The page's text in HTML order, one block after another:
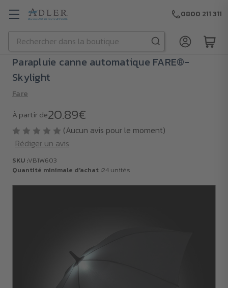
Passer au contenu principal
Rechercher
0800 211 311
Parapluie canne automatique FARE®-
Skylight
Fare
À partir de20.89€
(Aucun avis pour le moment)
Rédiger un avis
SKU :VB1W603
Quantité minimale d'achat :24 unités